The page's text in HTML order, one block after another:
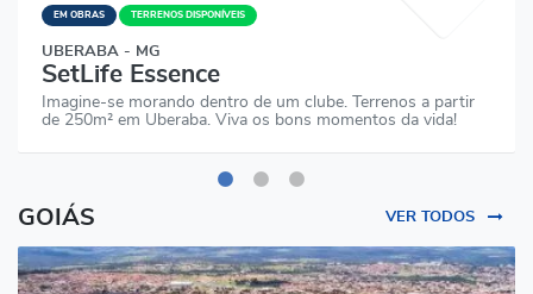
EM OBRAS TERRENOS DISPONÍVEIS
UBERABA - MG
SetLife Essence
Imagine-se morando dentro de um clube. Terrenos a partir
de 250m² em Uberaba. Viva os bons momentos da vida!
GOIÁS VER TODOS